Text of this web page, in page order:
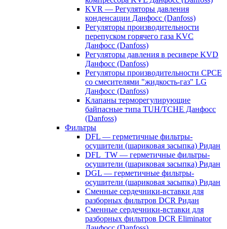
KVR — Регуляторы давления
конденсации Данфосс (Danfoss)
Регуляторы производительности
перепуском горячего газа KVC
Данфосс (Danfoss)
Регуляторы давления в ресивере KVD
Данфосс (Danfoss)
Регуляторы производительности CPCE
со смесителями "жидкость-газ" LG
Данфосс (Danfoss)
Клапаны терморегулирующие
байпасные типа TUH/TCHE Данфосс
(Danfoss)
Фильтры
DFL — герметичные фильтры-
осушители (шариковая засыпка) Ридан
DFL_TW — герметичные фильтры-
осушители (шариковая засыпка) Ридан
DGL — герметичные фильтры-
осушители (шариковая засыпка) Ридан
Сменные сердечники-вставки для
разборных фильтров DCR Ридан
Сменные сердечники-вставки для
разборных фильтров DCR Eliminator